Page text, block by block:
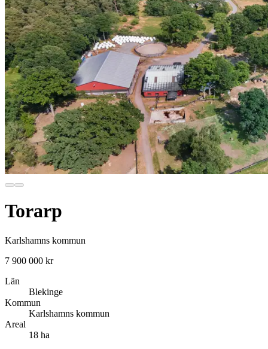
Torarp
Karlshamns kommun
7 900 000 kr
Län
Blekinge
Kommun
Karlshamns kommun
Areal
18 ha